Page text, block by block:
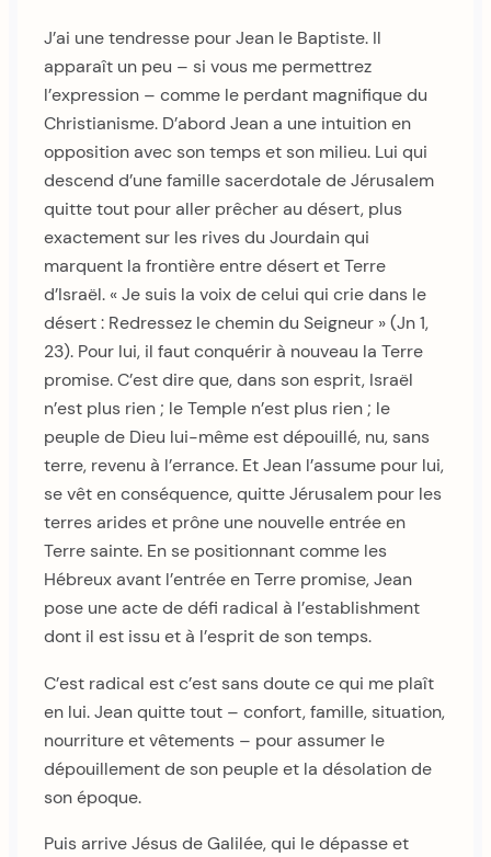
J’ai une tendresse pour Jean le Baptiste. Il
apparaît un peu – si vous me permettrez
l’expression – comme le perdant magnifique du
Christianisme. D’abord Jean a une intuition en
opposition avec son temps et son milieu. Lui qui
descend d’une famille sacerdotale de Jérusalem
quitte tout pour aller prêcher au désert, plus
exactement sur les rives du Jourdain qui
marquent la frontière entre désert et Terre
d’Israël. « Je suis la voix de celui qui crie dans le
désert : Redressez le chemin du Seigneur » (Jn 1,
23). Pour lui, il faut conquérir à nouveau la Terre
promise. C’est dire que, dans son esprit, Israël
n’est plus rien ; le Temple n’est plus rien ; le
peuple de Dieu lui-même est dépouillé, nu, sans
terre, revenu à l’errance. Et Jean l’assume pour lui,
se vêt en conséquence, quitte Jérusalem pour les
terres arides et prône une nouvelle entrée en
Terre sainte. En se positionnant comme les
Hébreux avant l’entrée en Terre promise, Jean
pose une acte de défi radical à l’establishment
dont il est issu et à l’esprit de son temps.
C’est radical est c’est sans doute ce qui me plaît
en lui. Jean quitte tout – confort, famille, situation,
nourriture et vêtements – pour assumer le
dépouillement de son peuple et la désolation de
son époque.
Puis arrive Jésus de Galilée, qui le dépasse et